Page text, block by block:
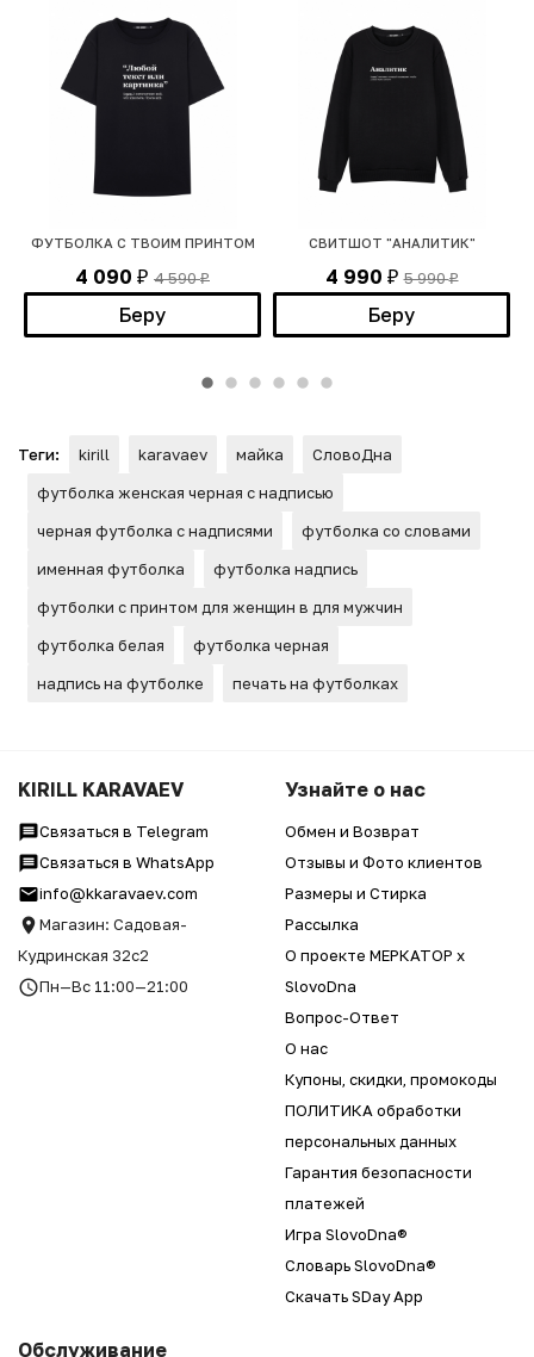
ФУТБОЛКА С ТВОИМ ПРИНТОМ
4 090 ₽ 4 590₽
Беру
СВИТШОТ "АНАЛИТИК"
4 990 ₽ 5 990₽
Беру
Теги: kirill karavaev майка
СловоДна
футболка женская черная с надписью
черная футболка с надписями
футболка со словами
именная футболка
футболка надпись
футболки с принтом для женщин в для мужчин
футболка белая
футболка черная
надпись на футболке
печать на футболках
KIRILL KARAVAEV
Связаться в Telegram
Связаться в WhatsApp
info@kkaravaev.com
Магазин: Садовая-
Кудринская 32с2
Пн—Вс 11:00—21:00
Узнайте о нас
Обмен и Возврат
Отзывы и Фото клиентов
Размеры и Стирка
Рассылка
О проекте МЕРКАТОР x
SlovoDna
Вопрос-Ответ
О нас
Купоны, скидки, промокоды
ПОЛИТИКА обработки
персональных данных
Гарантия безопасности
платежей
Игра SlovoDna®
Словарь SlovoDna®
Скачать SDay App
Обслуживание